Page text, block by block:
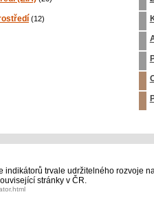
(12)
indikátorů trvale udržitelného rozvoje
stránky v ČR.